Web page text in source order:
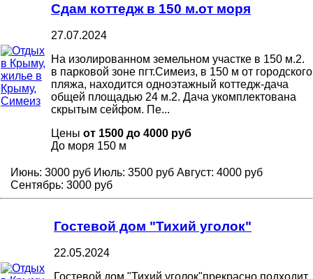
Сдам коттедж в 150 м.от моря
27.07.2024
На изолированном земельном участке в 150 м.2.
в парковой зоне пгт.Симеиз, в 150 м от городского
пляжа, находится одноэтажный коттедж-дача
общей площадью 24 м.2. Дача укомплектована
скрытым сейфом. Пе...
Цены от 1500 до 4000 руб
До моря 150 м
Июнь: 3000 руб Июль: 3500 руб Август: 4000 руб
Сентябрь: 3000 руб
Гостевой дом "Тихий уголок"
22.05.2024